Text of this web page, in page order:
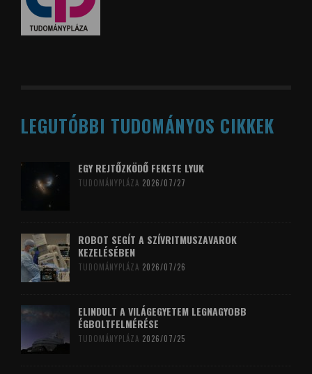
LEGUTÓBBI TUDOMÁNYOS CIKKEK
EGY REJTŐZKÖDŐ FEKETE LYUK
TUDOMÁNYPLÁZA 2026/07/27
ROBOT SEGÍT A SZÍVRITMUSZAVAROK
KEZELÉSÉBEN
TUDOMÁNYPLÁZA 2026/07/26
ELINDULT A VILÁGEGYETEM LEGNAGYOBB
ÉGBOLTFELMÉRÉSE
TUDOMÁNYPLÁZA 2026/07/25